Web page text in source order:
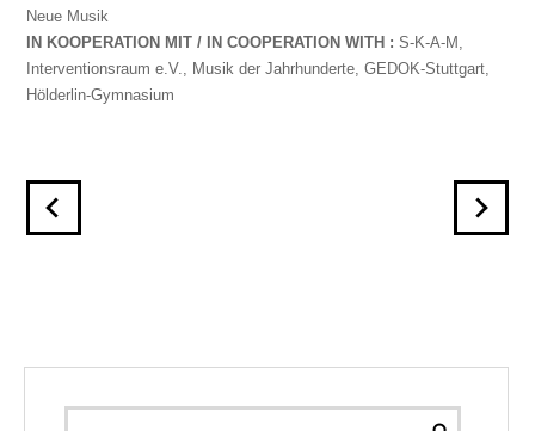
Neue Musik
IN KOOPERATION MIT / IN COOPERATION WITH : S-K-A-M,
Interventionsraum e.V., Musik der Jahrhunderte, GEDOK-Stuttgart,
Hölderlin-Gymnasium